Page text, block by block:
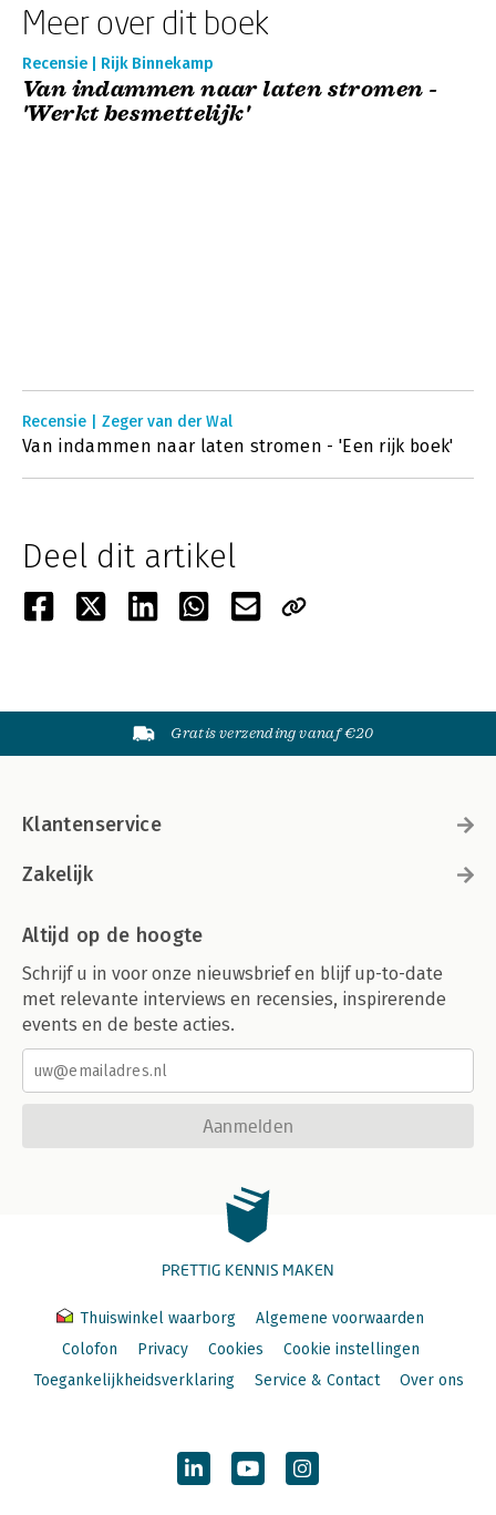
Meer over dit boek
Recensie | Rijk Binnekamp
Van indammen naar laten stromen -
'Werkt besmettelijk'
Recensie | Zeger van der Wal
Van indammen naar laten stromen - 'Een rijk boek'
Deel dit artikel
Gratis verzending vanaf €20
Klantenservice
Zakelijk
Altijd op de hoogte
Schrijf u in voor onze nieuwsbrief en blijf up-to-date
met relevante interviews en recensies, inspirerende
events en de beste acties.
Aanmelden
PRETTIG KENNIS MAKEN
Thuiswinkel waarborg
Algemene voorwaarden
Colofon
Privacy Cookies
Cookie instellingen
Toegankelijkheidsverklaring
Service & Contact Over ons